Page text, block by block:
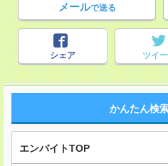
メールで送る
シェア ツイ
かんたん検
エンバイトTOP